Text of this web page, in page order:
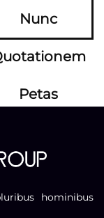
Nunc
Petas
hominibus